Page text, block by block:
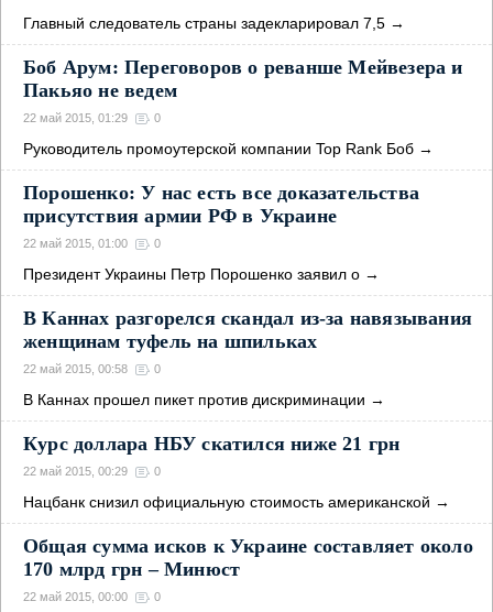
Главный следователь страны задекларировал 7,5 →
Боб Арум: Переговоров о реванше Мейвезера и
Пакьяо не ведем
22 май 2015, 01:29 0
Руководитель промоутерской компании Top Rank Боб →
Порошенко: У нас есть все доказательства
присутствия армии РФ в Украине
22 май 2015, 01:00 0
Президент Украины Петр Порошенко заявил о →
В Каннах разгорелся скандал из-за навязывания
женщинам туфель на шпильках
22 май 2015, 00:58 0
В Каннах прошел пикет против дискриминации →
Курс доллара НБУ скатился ниже 21 грн
22 май 2015, 00:29 0
Нацбанк снизил официальную стоимость американской →
Общая сумма исков к Украине составляет около
170 млрд грн – Минюст
22 май 2015, 00:00 0